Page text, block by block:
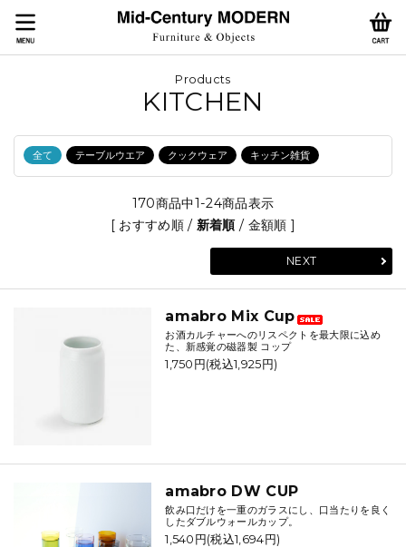
Products
KITCHEN
全て テーブルウエア クックウェア キッチン雑貨
170商品中1-24商品表示
[ おすすめ順/ 新着順/ 金額順 ]
NEXT
amabro Mix Cup
お酒カルチャーへのリスペクトを最大限に込め
た、新感覚の磁器製 コップ
1,750円(税込1,925円)
amabro DW CUP
飲み口だけを一重のガラスにし、口当たりを良く
したダブルウォールカップ。
1,540円(税込1,694円)